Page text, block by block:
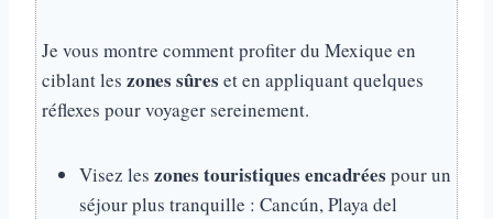
Je vous montre comment profiter du Mexique en
ciblant les zones sûres et en appliquant quelques
réflexes pour voyager sereinement.
Visez les zones touristiques encadrées pour un
séjour plus tranquille : Cancún, Playa del